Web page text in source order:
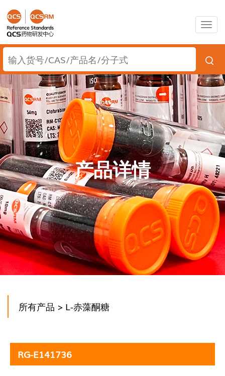
产品详情
所有产品 > L-赤藻酮糖
RG-E141736